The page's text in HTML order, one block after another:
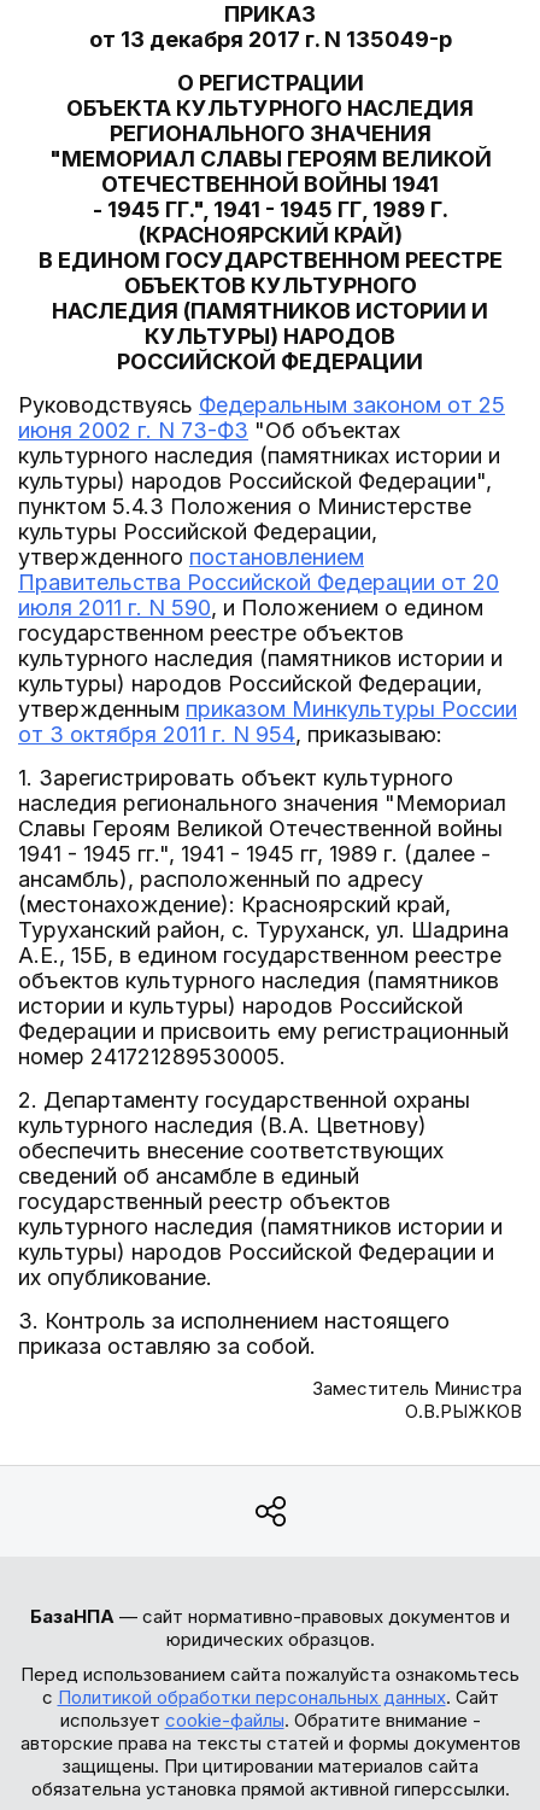
ПРИКАЗ
от 13 декабря 2017 г. N 135049-р
О РЕГИСТРАЦИИ
ОБЪЕКТА КУЛЬТУРНОГО НАСЛЕДИЯ
РЕГИОНАЛЬНОГО ЗНАЧЕНИЯ
"МЕМОРИАЛ СЛАВЫ ГЕРОЯМ ВЕЛИКОЙ
ОТЕЧЕСТВЕННОЙ ВОЙНЫ 1941
- 1945 ГГ.", 1941 - 1945 ГГ, 1989 Г.
(КРАСНОЯРСКИЙ КРАЙ)
В ЕДИНОМ ГОСУДАРСТВЕННОМ РЕЕСТРЕ
ОБЪЕКТОВ КУЛЬТУРНОГО
НАСЛЕДИЯ (ПАМЯТНИКОВ ИСТОРИИ И
КУЛЬТУРЫ) НАРОДОВ
РОССИЙСКОЙ ФЕДЕРАЦИИ
Руководствуясь Федеральным законом от 25
июня 2002 г. N 73-ФЗ "Об объектах
культурного наследия (памятниках истории и
культуры) народов Российской Федерации",
пунктом 5.4.3 Положения о Министерстве
культуры Российской Федерации,
утвержденного постановлением
Правительства Российской Федерации от 20
июля 2011 г. N 590, и Положением о едином
государственном реестре объектов
культурного наследия (памятников истории и
культуры) народов Российской Федерации,
утвержденным приказом Минкультуры России
от 3 октября 2011 г. N 954, приказываю:
1. Зарегистрировать объект культурного
наследия регионального значения "Мемориал
Славы Героям Великой Отечественной войны
1941 - 1945 гг.", 1941 - 1945 гг, 1989 г. (далее -
ансамбль), расположенный по адресу
(местонахождение): Красноярский край,
Туруханский район, с. Туруханск, ул. Шадрина
А.Е., 15Б, в едином государственном реестре
объектов культурного наследия (памятников
истории и культуры) народов Российской
Федерации и присвоить ему регистрационный
номер 241721289530005.
2. Департаменту государственной охраны
культурного наследия (В.А. Цветнову)
обеспечить внесение соответствующих
сведений об ансамбле в единый
государственный реестр объектов
культурного наследия (памятников истории и
культуры) народов Российской Федерации и
их опубликование.
3. Контроль за исполнением настоящего
приказа оставляю за собой.
Заместитель Министра
О.В.РЫЖКОВ
БазаНПА — сайт нормативно-правовых документов и
юридических образцов.
Перед использованием сайта пожалуйста ознакомьтесь
с Политикой обработки персональных данных. Сайт
использует cookie-файлы. Обратите внимание -
авторские права на тексты статей и формы документов
защищены. При цитировании материалов сайта
обязательна установка прямой активной гиперссылки.